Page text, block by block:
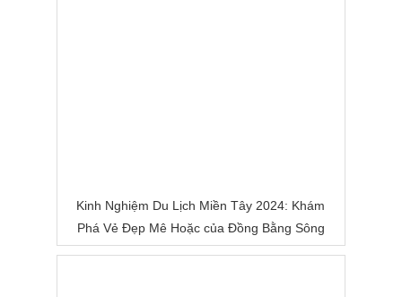
Kinh Nghiệm Du Lịch Miền Tây 2024: Khám
Phá Vẻ Đẹp Mê Hoặc của Đồng Bằng Sông
Nước